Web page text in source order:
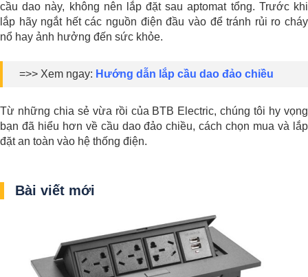
cầu dao này, không nên lắp đặt sau aptomat tổng. Trước khi
lắp hãy ngắt hết các nguồn điện đầu vào để tránh rủi ro cháy
nổ hay ảnh hưởng đến sức khỏe.
=>> Xem ngay: Hướng dẫn lắp cầu dao đảo chiều
Từ những chia sẻ vừa rồi của BTB Electric, chúng tôi hy vọng
bạn đã hiểu hơn về cầu dao đảo chiều, cách chọn mua và lắp
đặt an toàn vào hệ thống điện.
Bài viết mới